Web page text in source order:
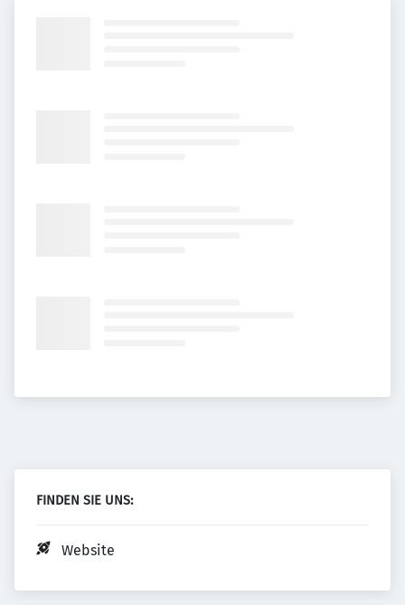
FINDEN SIE UNS:
Website